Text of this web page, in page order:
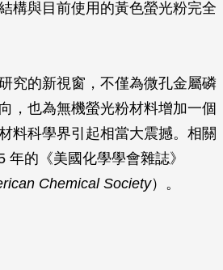
構與目前使用的黃色螢光粉完全
究的新視窗，不僅為微孔金屬磷
，也為無機螢光粉材料增加一個
料科學界引起相當大震撼。相關
年的《美國化學學會雜誌》
Chemical Society）。